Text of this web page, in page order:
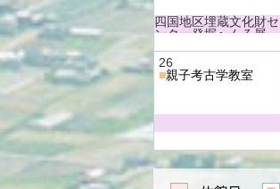
四国地区埋蔵文化財セ
ンター発掘へんろ展
生時代の道具ー
26
■親子考古学教室